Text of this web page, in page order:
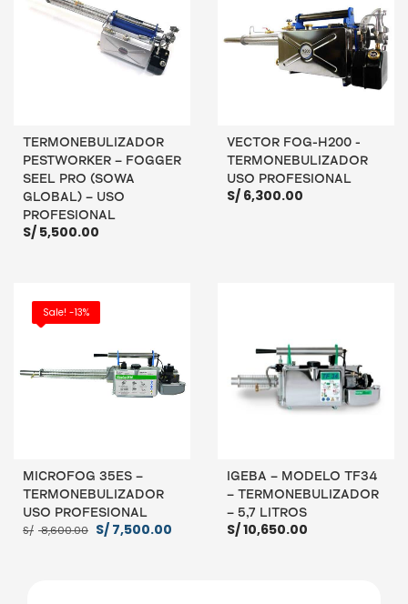
TERMONEBULIZADOR
PESTWORKER – FOGGER
SEEL PRO (SOWA
GLOBAL) – USO
PROFESIONAL
S/ 5,500.00
AÑADIR AL CARRITO
VECTOR FOG-H200 -
TERMONEBULIZADOR
USO PROFESIONAL
S/ 6,300.00
Sale! -13%
MICROFOG 35ES –
TERMONEBULIZADOR
USO PROFESIONAL
S/ 8,600.00 El
precio
S/ 7,500.00
IGEBA – MODELO TF34
– TERMONEBULIZADOR
– 5,7 LITROS
S/10,650.00